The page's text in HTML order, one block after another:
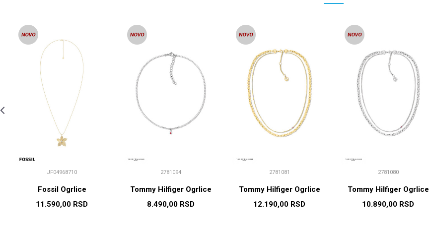
JF04968710
Fossil Ogrlice
11.590,00 RSD
2781094
Tommy Hilfiger Ogrlice
8.490,00 RSD
2781081
Tommy Hilfiger Ogrlice
12.190,00 RSD
2781080
Tommy Hilfiger Ogrlice
10.890,00 RSD